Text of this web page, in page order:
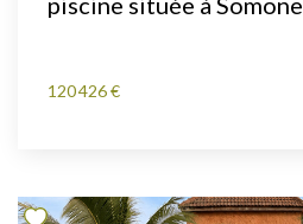
120 426 €